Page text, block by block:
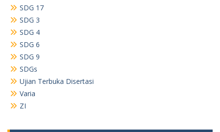
SDG 17
SDG 3
SDG 4
SDG 6
SDG 9
SDGs
Ujian Terbuka Disertasi
Varia
ZI